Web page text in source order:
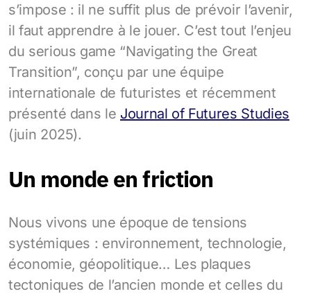
s’impose : il ne suffit plus de prévoir l’avenir,
il faut apprendre à le jouer. C’est tout l’enjeu
du serious game “Navigating the Great
Transition”, conçu par une équipe
internationale de futuristes et récemment
présenté dans le Journal of Futures Studies
(juin 2025).
Un monde en friction
Nous vivons une époque de tensions
systémiques : environnement, technologie,
économie, géopolitique… Les plaques
tectoniques de l’ancien monde et celles du